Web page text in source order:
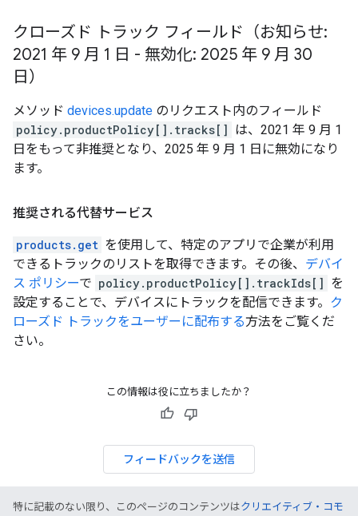
クローズド トラック フィールド（お知らせ:
2021 年 9 月 1 日 - 無効化: 2025 年 9 月 30
日）
メソッド devices.update のリクエスト内のフィールド
policy.productPolicy[].tracks[] は、2021 年 9 月 1
日をもって非推奨となり、2025 年 9 月 1 日に無効になり
ます。
推奨される代替サービス
products.get を使用して、特定のアプリで企業が利用
できるトラックのリストを取得できます。その後、 デバイ
ス ポリシーで policy.productPolicy[].trackIds[] を
設定することで、デバイスにトラックを配信できます。 ク
ローズド トラックをユーザーに配布する方法をご覧くだ
さい。
この情報は役に立ちましたか？
フィードバックを送信
特に記載のない限り、このページのコンテンツはクリエイティブ・コモ